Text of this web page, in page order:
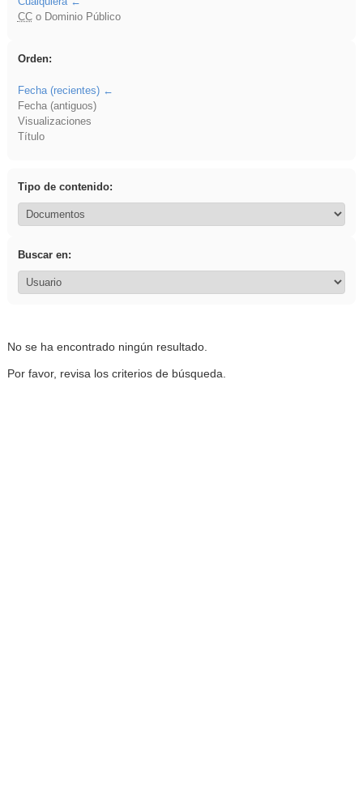
CCo Dominio Público
Orden:
Fecha (recientes)
Fecha (antiguos)
Visualizaciones
Título
Tipo de contenido:
Buscar en:
No se ha encontrado ningún resultado.
Por favor, revisa los criterios de búsqueda.